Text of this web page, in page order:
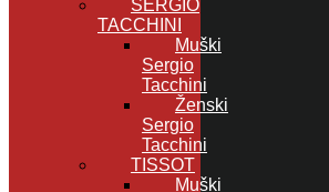
SERGIO
TACCHINI
Muški
Sergio
Tacchini
Ženski
Sergio
Tacchini
TISSOT
Muški